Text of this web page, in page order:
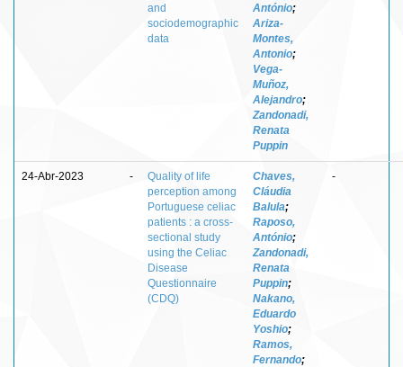
and
sociodemographic
data
António;
Ariza-
Montes,
Antonio;
Vega-
Muñoz,
Alejandro;
Zandonadi,
Renata
Puppin
24-Abr-2023 -
Quality of life
perception among
Portuguese celiac
patients : a cross-
sectional study
using the Celiac
Disease
Questionnaire
(CDQ)
Chaves,
Cláudia
Balula;
Raposo,
António;
Zandonadi,
Renata
Puppin;
Nakano,
Eduardo
Yoshio;
Ramos,
Fernando;
-